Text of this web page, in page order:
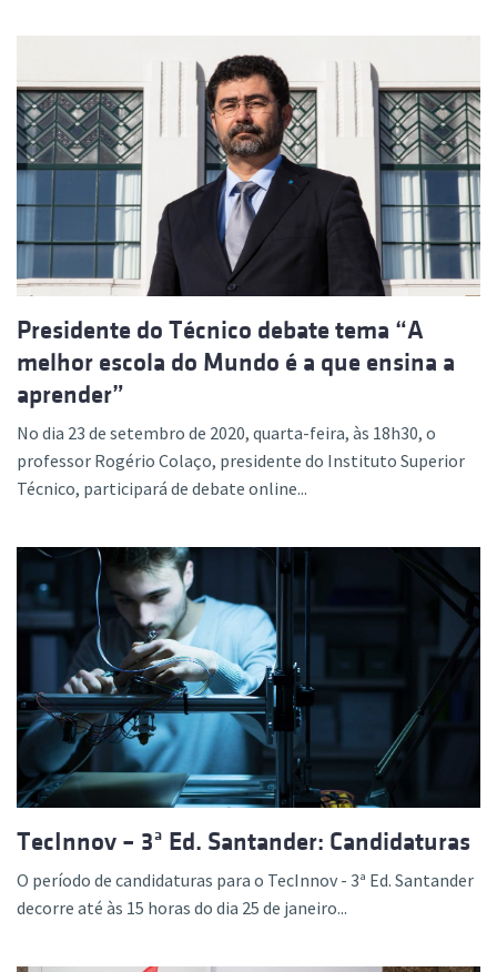
Presidente do Técnico debate tema “A
melhor escola do Mundo é a que ensina a
aprender”
No dia 23 de setembro de 2020, quarta-feira, às 18h30, o
professor Rogério Colaço, presidente do Instituto Superior
Técnico, participará de debate online...
TecInnov – 3ª Ed. Santander: Candidaturas
O período de candidaturas para o TecInnov - 3ª Ed. Santander
decorre até às 15 horas do dia 25 de janeiro...